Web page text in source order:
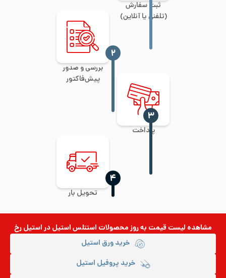
ثبت سفارش
(تلفنی یا آنلاین)
بررسی و صدور
پیش‌فاکتور
‍۲
پرداخت
‍۳
تحویل بار
‍۴
مشاهده لیست قیمت به روزمحصولات استنلس استیلدر استیل رخ
خرید ورق استیل
خرید پروفیل استیل